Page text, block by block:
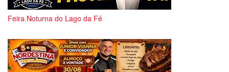
Feira Noturna do Lago da Fé